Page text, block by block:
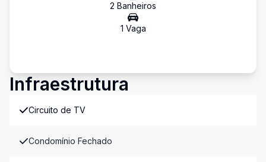
2 Banheiros
1 Vaga
Infraestrutura
Circuito de TV
Condomínio Fechado